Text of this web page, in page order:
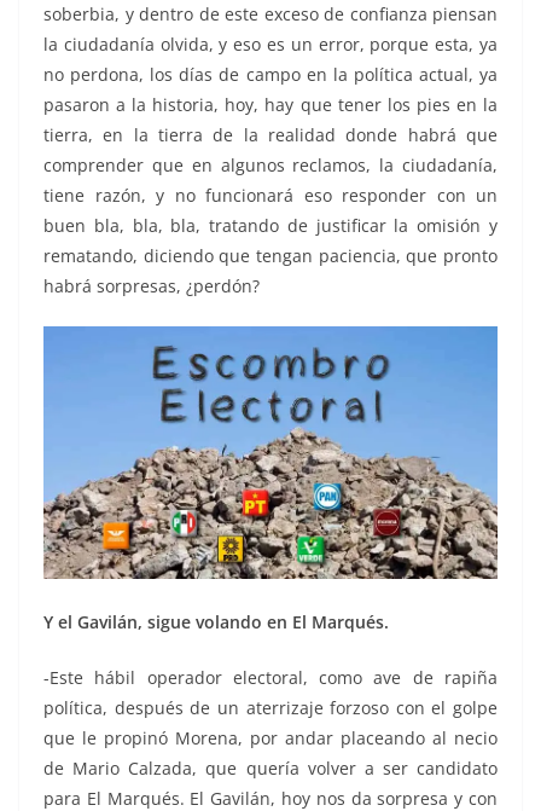
soberbia, y dentro de este exceso de confianza piensan
la ciudadanía olvida, y eso es un error, porque esta, ya
no perdona, los días de campo en la política actual, ya
pasaron a la historia, hoy, hay que tener los pies en la
tierra, en la tierra de la realidad donde habrá que
comprender que en algunos reclamos, la ciudadanía,
tiene razón, y no funcionará eso responder con un
buen bla, bla, bla, tratando de justificar la omisión y
rematando, diciendo que tengan paciencia, que pronto
habrá sorpresas, ¿perdón?
Y el Gavilán, sigue volando en El Marqués.
-Este hábil operador electoral, como ave de rapiña
política, después de un aterrizaje forzoso con el golpe
que le propinó Morena, por andar placeando al necio
de Mario Calzada, que quería volver a ser candidato
para El Marqués. El Gavilán, hoy nos da sorpresa y con